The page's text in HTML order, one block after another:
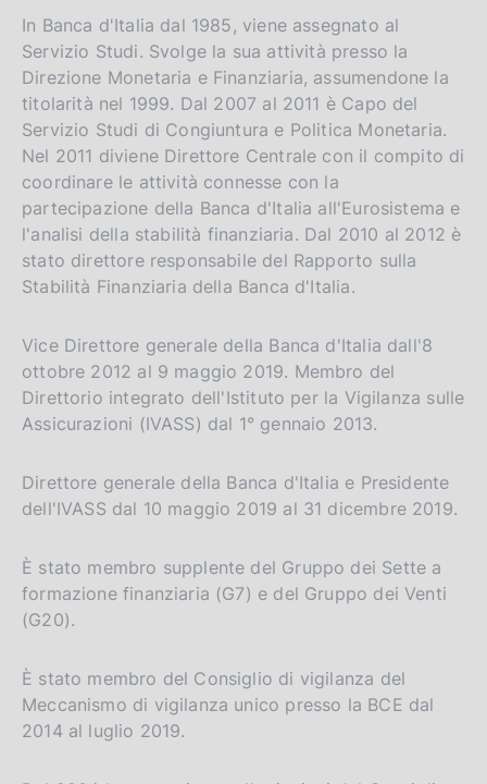
In Banca d'Italia dal 1985, viene assegnato al
Servizio Studi. Svolge la sua attività presso la
Direzione Monetaria e Finanziaria, assumendone la
titolarità nel 1999. Dal 2007 al 2011 è Capo del
Servizio Studi di Congiuntura e Politica Monetaria.
Nel 2011 diviene Direttore Centrale con il compito di
coordinare le attività connesse con la
partecipazione della Banca d'Italia all'Eurosistema e
l'analisi della stabilità finanziaria. Dal 2010 al 2012 è
stato direttore responsabile del Rapporto sulla
Stabilità Finanziaria della Banca d'Italia.
Vice Direttore generale della Banca d'Italia dall'8
ottobre 2012 al 9 maggio 2019. Membro del
Direttorio integrato dell'Istituto per la Vigilanza sulle
Assicurazioni (IVASS) dal 1° gennaio 2013.
Direttore generale della Banca d'Italia e Presidente
dell'IVASS dal 10 maggio 2019 al 31 dicembre 2019.
È stato membro supplente del Gruppo dei Sette a
formazione finanziaria (G7) e del Gruppo dei Venti
(G20).
È stato membro del Consiglio di vigilanza del
Meccanismo di vigilanza unico presso la BCE dal
2014 al luglio 2019.